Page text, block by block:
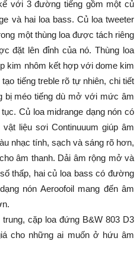
với 3 đường tiếng gồm một củ
và hai loa bass. Củ loa tweeter
một thùng loa được tách riêng
đặt lên đỉnh của nó. Thùng loa
kim nhôm kết hợp với dome kim
tiếng treble rõ tự nhiên, chi tiết
bị méo tiếng dù mở với mức âm
Củ loa midrange dạng nón có
liệu sơi Continuuum giúp âm
nhạc tính, sạch và sáng rõ hơn,
âm thanh. Dải âm rộng mở và
thấp, hai củ loa bass có đường
nón Aeroofoil mang đến âm
cặp loa đứng B&W 803 D3
cho những ai muốn ở hứu âm